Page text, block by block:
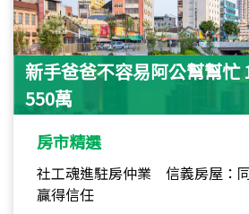
新手爸爸不容易阿公幫幫忙
550萬
房市精選
社工魂進駐房仲業 信義房屋：
贏得信任